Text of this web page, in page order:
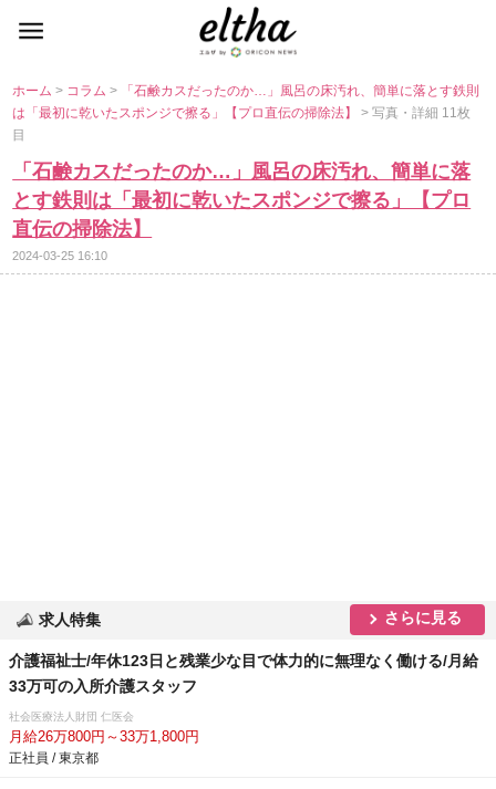
ホーム> コラム>
「石鹸カスだったのか…」風呂の床汚れ、簡単に落とす鉄則
は「最初に乾いたスポンジで擦る」【プロ直伝の掃除法】> 写真・詳細 11枚
目
「石鹸カスだったのか…」風呂の床汚れ、簡単に落
とす鉄則は「最初に乾いたスポンジで擦る」【プロ
直伝の掃除法】
2024-03-25 16:10
求人特集 さらに見る
介護福祉士/年休123日と残業少な目で体力的に無理なく働ける/月給
33万可の入所介護スタッフ
社会医療法人財団 仁医会
月給26万800円～33万1,800円
正社員 / 東京都